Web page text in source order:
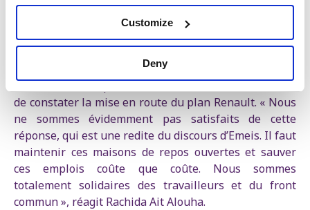
Customize
Deny
dénonce Germain Mugemangango.
Interpellé en séance plénière, le ministre n’a tout
simplement pas répondu sur comment protéger les
travailleurs et s’est contenté d’indiquer que le groupe
continuera à respecter les normes d’encadrement et
de constater la mise en route du plan Renault. « Nous
ne sommes évidemment pas satisfaits de cette
réponse, qui est une redite du discours d’Emeis. Il faut
maintenir ces maisons de repos ouvertes et sauver
ces emplois coûte que coûte. Nous sommes
totalement solidaires des travailleurs et du front
commun », réagit Rachida Ait Alouha.